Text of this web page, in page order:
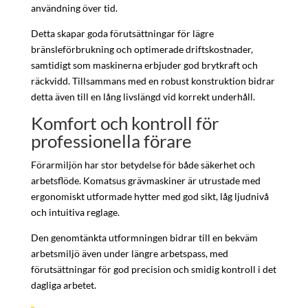
användning över tid.
Detta skapar goda förutsättningar för lägre
bränsleförbrukning och optimerade driftskostnader,
samtidigt som maskinerna erbjuder god brytkraft och
räckvidd. Tillsammans med en robust konstruktion bidrar
detta även till en lång livslängd vid korrekt underhåll.
Komfort och kontroll för
professionella förare
Förarmiljön har stor betydelse för både säkerhet och
arbetsflöde. Komatsus grävmaskiner är utrustade med
ergonomiskt utformade hytter med god sikt, låg ljudnivå
och intuitiva reglage.
Den genomtänkta utformningen bidrar till en bekväm
arbetsmiljö även under längre arbetspass, med
förutsättningar för god precision och smidig kontroll i det
dagliga arbetet.